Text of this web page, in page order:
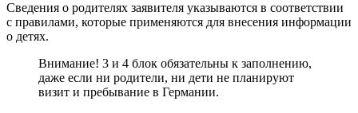
Сведения о родителях заявителя указываются в соответствии
с правилами, которые применяются для внесения информации
о детях.
Внимание! 3 и 4 блок обязательны к заполнению,
даже если ни родители, ни дети не планируют
визит и пребывание в Германии.